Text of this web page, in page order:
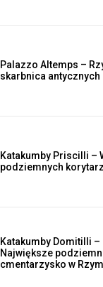
Palazzo Altemps –
skarbnica antycznych
Katakumby Priscilli –
podziemnych
Katakumby Domitilli –
Największe
cmentarzysko w